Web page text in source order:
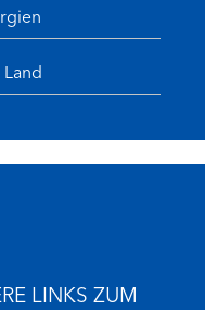
LINKS ZUM